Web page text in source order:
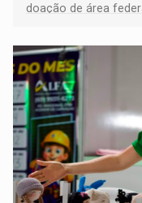
doação de área